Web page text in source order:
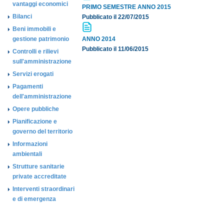
vantaggi economici
Bilanci
Beni immobili e
gestione patrimonio
Controlli e rilievi
sull'amministrazione
Servizi erogati
Pagamenti
dell'amministrazione
Opere pubbliche
Pianificazione e
governo del territorio
Informazioni
ambientali
Strutture sanitarie
private accreditate
Interventi straordinari
e di emergenza
PRIMO SEMESTRE ANNO 2015
Pubblicato il 22/07/2015
ANNO 2014
Pubblicato il 11/06/2015